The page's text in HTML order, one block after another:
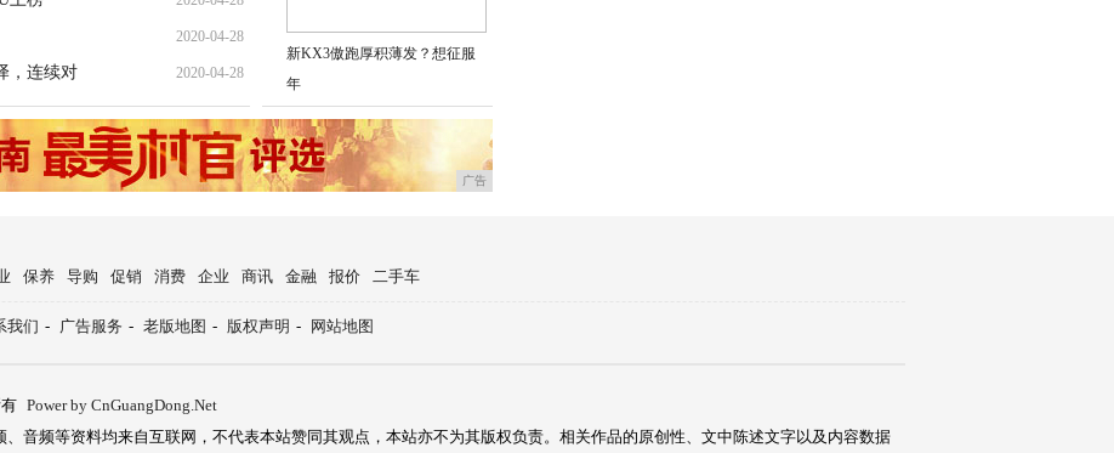
2020-04-28
，连续对 2020-04-28
新KX3傲跑厚积薄发？想征服
年
广告
保养 导购 促销 消费 企业 商讯 金融 报价 二手车
我们 - 广告服务 - 老版地图 - 版权声明 - 网站地图
Power by CnGuangDong.Net
音频等资料均来自互联网，不代表本站赞同其观点，本站亦不为其版权负责。相关作品的原创性、文中陈述文字以及内容数据